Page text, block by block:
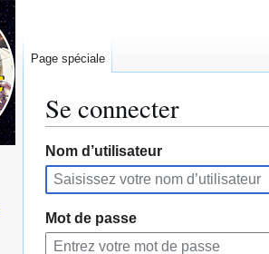
Se connecter
Aller
à
la
navigation
Aller
à
la
recherche
Nom d’utilisateur
Mot de passe
Page spéciale